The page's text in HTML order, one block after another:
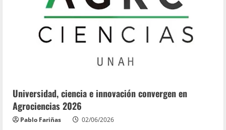
Universidad, ciencia e innovación convergen en
Agrociencias 2026
Pablo Fariñas 02/06/2026